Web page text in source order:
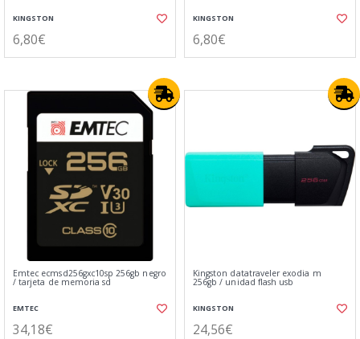
KINGSTON
6,80€
KINGSTON
6,80€
Emtec ecmsd256gxc10sp 256gb negro
/ tarjeta de memoria sd
EMTEC
34,18€
Kingston datatraveler exodia m
256gb / unidad flash usb
KINGSTON
24,56€